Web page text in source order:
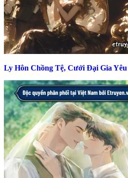
Ly Hôn Chồng Tệ, Cưới Đại Gia